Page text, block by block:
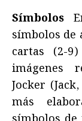
Símbolos
símbolos de
cartas (2-
imágenes
Jocker
más